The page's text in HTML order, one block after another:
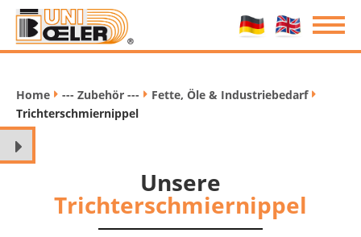
Home / --- Zubehör --- / Fette, Öle & Industriebedarf /
Trichterschmiernippel
Unsere
Trichterschmiernippel